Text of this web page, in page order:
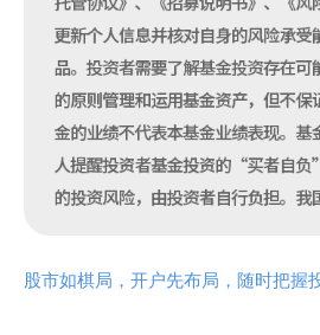
股市如棋局，开户先布局，随时把握